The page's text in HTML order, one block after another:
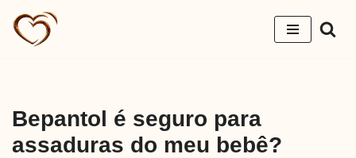
Pular
Bepantol é seguro para
assaduras do meu bebê?